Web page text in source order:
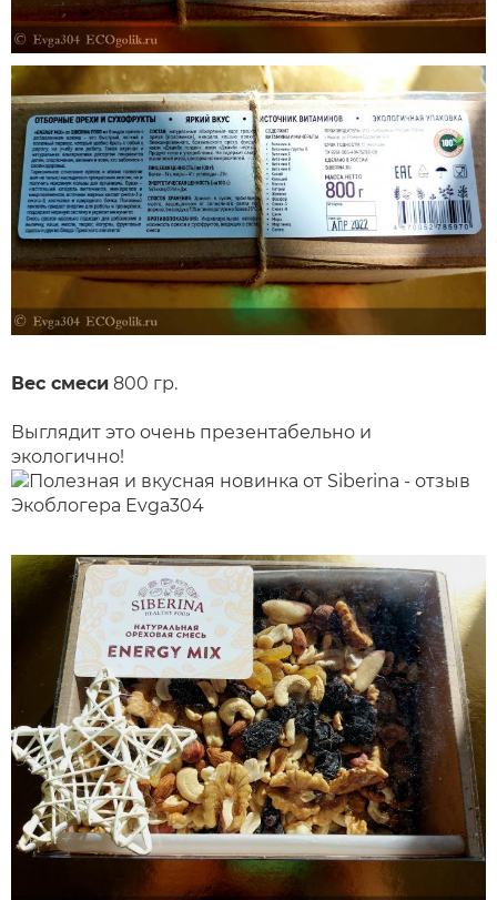
Вес смеси 800 гр.
Выглядит это очень презентабельно и
экологично!